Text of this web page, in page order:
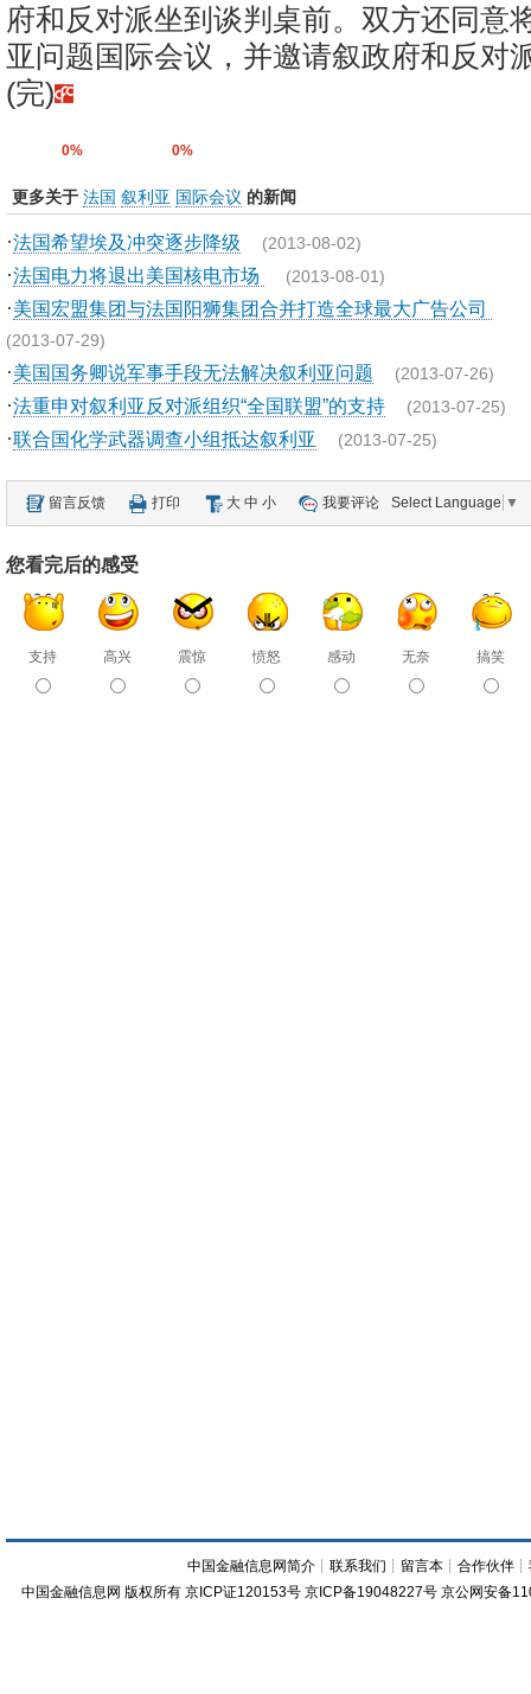
府和反对派坐到谈判桌前。双方还同意
亚问题国际会议，并邀请叙政府和反对
(完)
0% 0%
更多关于 法国 叙利亚 国际会议 的新闻
·法国希望埃及冲突逐步降级 (2013-08-02)
·法国电力将退出美国核电市场 (2013-08-01)
·美国宏盟集团与法国阳狮集团合并打造全球最大广告公司
(2013-07-29)
·美国国务卿说军事手段无法解决叙利亚问题 (2013-07-26)
·法重申对叙利亚反对派组织“全国联盟”的支持 (2013-07-25)
·联合国化学武器调查小组抵达叙利亚 (2013-07-25)
留言反馈 打印 大 中 小 我要评论 Select Language ▼
您看完后的感受
支持 高兴 震惊 愤怒 感动 无奈 搞笑
中国金融信息网简介 ┊联系我们 ┊ 留言本 ┊合作伙伴 ┊
中国金融信息网 版权所有 京ICP证120153号 京ICP备19048227号 京公网安备